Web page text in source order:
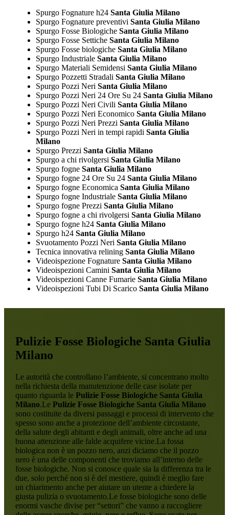
Spurgo Fognature h24Santa Giulia Milano
Spurgo Fognature preventivi Santa Giulia Milano
Spurgo Fosse BiologicheSanta Giulia Milano
Spurgo Fosse SetticheSanta Giulia Milano
Spurgo Fosse biologicheSanta Giulia Milano
Spurgo IndustrialeSanta Giulia Milano
Spurgo Materiali Semidensi Santa Giulia Milano
Spurgo Pozzetti Stradali Santa Giulia Milano
Spurgo Pozzi Neri Santa Giulia Milano
Spurgo Pozzi Neri 24 Ore Su 24Santa Giulia Milano
Spurgo Pozzi Neri Civili Santa Giulia Milano
Spurgo Pozzi Neri EconomicoSanta Giulia Milano
Spurgo Pozzi Neri Prezzi Santa Giulia Milano
Spurgo Pozzi Neri in tempi rapidi Santa Giulia
Milano
Spurgo Prezzi Santa Giulia Milano
Spurgo a chi rivolgersi Santa Giulia Milano
Spurgo fogneSanta Giulia Milano
Spurgo fogne 24 Ore Su 24Santa Giulia Milano
Spurgo fogne Economica Santa Giulia Milano
Spurgo fogne IndustrialeSanta Giulia Milano
Spurgo fogne Prezzi Santa Giulia Milano
Spurgo fogne a chi rivolgersi Santa Giulia Milano
Spurgo fogne h24Santa Giulia Milano
Spurgo h24Santa Giulia Milano
Svuotamento Pozzi Neri Santa Giulia Milano
Tecnica innovativa reliningSanta Giulia Milano
Videoispezione FognatureSanta Giulia Milano
Videoispezioni Camini Santa Giulia Milano
Videoispezioni Canne FumarieSanta Giulia Milano
Videoispezioni Tubi Di ScaricoSanta Giulia Milano
Pulizie Fosse Biologiche Santa Giulia
Milano
Le autorità che controllano l’ambiente, si concentrano molto
nella richiesta della manutenzione delle case isolate per
quanto riguarda le Pulizie Fosse Biologiche Santa Giulia
Milano.Le Pulizie Fosse Biologiche Santa Giulia Milano
sono costituite da diversi passaggi e processi di intervento che
spesso sono anche a protezione dell’ambiente circostante,
della salute degli abitanti e degli animali, oltre anche ad una
buona attenzione alle falde acquifere vicine.La fossa
biologica non è un pozzo nero, anzi diciamo che il pozzo
nero è una delle componenti che troviamo all’interno delle
fosse biologiche. Non si conosce quale sia la differenza tra le
due, solo perché non si è del mestiere, quindi è meglio fare
un chiarimento anche per aiutare un utente a chiedere la
giusta pulizia o svuotamento.Le fosse biologiche sono delle
enormi vasche divise per “settori” che vanno a raccogliere